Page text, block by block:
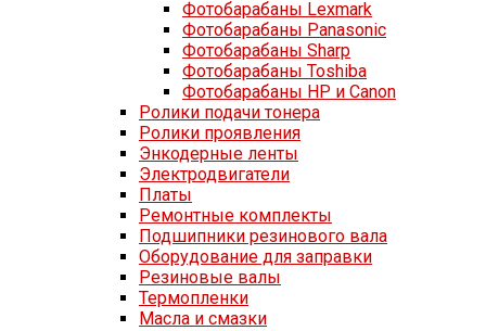
Фотобарабаны Lexmark
Фотобарабаны Panasonic
Фотобарабаны Sharp
Фотобарабаны Toshiba
Фотобарабаны HP и Canon
Ролики подачи тонера
Ролики проявления
Энкодерные ленты
Электродвигатели
Платы
Ремонтные комплекты
Подшипники резинового вала
Оборудование для заправки
Резиновые валы
Термопленки
Масла и смазки